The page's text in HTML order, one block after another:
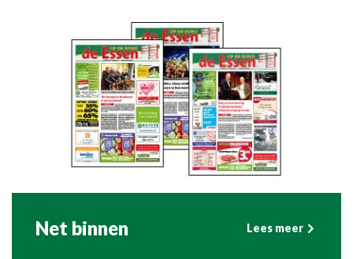
Net binnen Lees meer